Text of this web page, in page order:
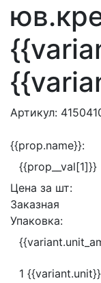
Артикул:
{{prop.name}}:
{{prop__val[1]}}
Цена за шт:
Заказная
Упаковка:
1 {{variant.unit}}